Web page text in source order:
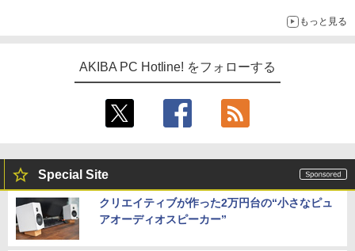
もっと見る
AKIBA PC Hotline! をフォローする
Special Site
クリエイティブが作った2万円台の“小さなピュ
アオーディオスピーカー”